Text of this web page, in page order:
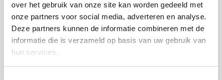
over het gebruik van onze site kan worden gedeeld met
onze partners voor social media, adverteren en analyse.
Deze partners kunnen de informatie combineren met de
informatie die is verzameld op basis van uw gebruik van
hun services.
Categorieën
WTW FILTERS
LUCHTVERWARMING FILTERS
FILTERDOEKEN / MATTEN